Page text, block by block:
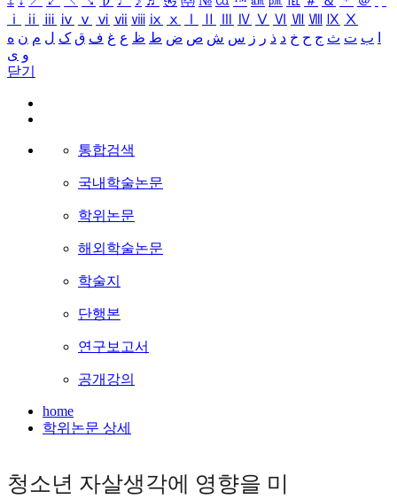
ⅰ
ⅱ ⅲ ⅳ ⅴ ⅵ ⅶ ⅷ ⅸ ⅹ Ⅳ Ⅴ Ⅵ Ⅶ Ⅷ Ⅸ Ⅹ
ب ت ث ج ح خ د ذ ر ز س ش ص ض ط ظ ع غ ف ق ک ل م ن ه
و ی
닫기
통합검색
국내학술논문
학위논문
해외학술논문
학술지
단행본
연구보고서
공개강의
home
학위논문 상세
청소년 자살생각에 영향을 미